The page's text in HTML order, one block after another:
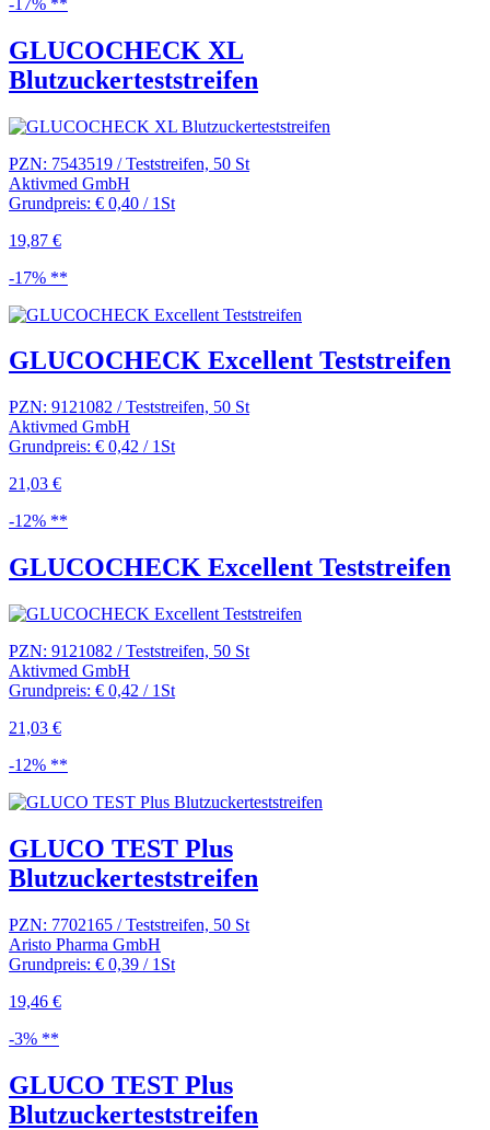
GLUCOCHECK XL
Blutzuckerteststreifen
PZN: 7543519 / Teststreifen, 50 St
Aktivmed GmbH
Grundpreis: € 0,40 / 1St
19,87 €
-17% **
GLUCOCHECK Excellent Teststreifen
PZN: 9121082 / Teststreifen, 50 St
Aktivmed GmbH
Grundpreis: € 0,42 / 1St
21,03 €
-12% **
GLUCOCHECK Excellent Teststreifen
PZN: 9121082 / Teststreifen, 50 St
Aktivmed GmbH
Grundpreis: € 0,42 / 1St
21,03 €
-12% **
GLUCO TEST Plus
Blutzuckerteststreifen
PZN: 7702165 / Teststreifen, 50 St
Aristo Pharma GmbH
Grundpreis: € 0,39 / 1St
19,46 €
-3% **
GLUCO TEST Plus
Blutzuckerteststreifen